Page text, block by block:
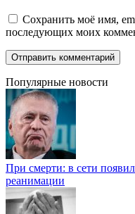
Сохранить моё имя,
последующих моих
Популярные новости
При смерти: в сети
реанимации